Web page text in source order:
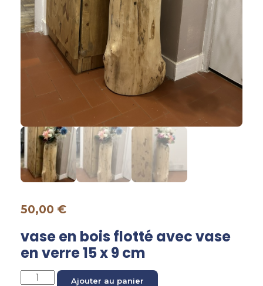
50,00 €
vase en bois flotté avec vase
en verre 15 x 9 cm
Ajouter au panier